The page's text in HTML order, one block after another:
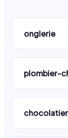
onglerie
plombier-
chocolatier